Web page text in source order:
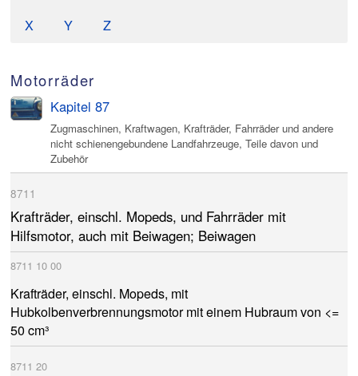
X
Y Z
Motorräder
Zugmaschinen, Kraftwagen, Krafträder, Fahrräder und andere
nicht schienengebundene Landfahrzeuge, Teile davon und
Zubehör
Kapitel 87
8711
Krafträder, einschl. Mopeds, und Fahrräder mit
Hilfsmotor, auch mit Beiwagen; Beiwagen
8711 10 00
Krafträder, einschl. Mopeds, mit
Hubkolbenverbrennungsmotor mit einem Hubraum von <=
50 cm³
8711 20